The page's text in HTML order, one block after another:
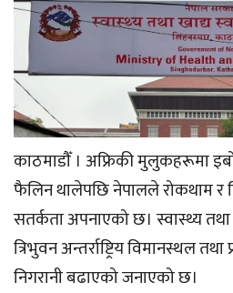
काठमाडौँ । अफ्रिकी मुलुकहरूमा
फैलिन थालेपछि नेपालले रोकथाम र
सतर्कता अपनाएको छ। स्वास्थ्य
त्रिभुवन अन्तर्राष्ट्रिय विमानस्थल
निगरानी बढाएको जनाएको छ।